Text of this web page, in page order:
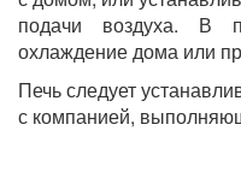
подачи воздуха. В
охлаждение дома или
Печь следует
с компанией,